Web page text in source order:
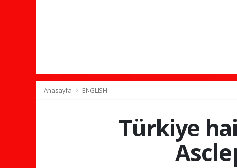
Anasayfa ENGLISH
Türkiye